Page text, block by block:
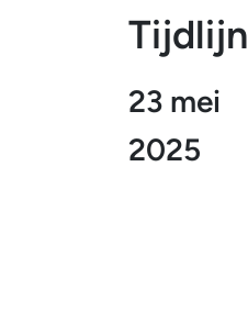
Tijdlijn
Tijdlijn
23 mei
2025